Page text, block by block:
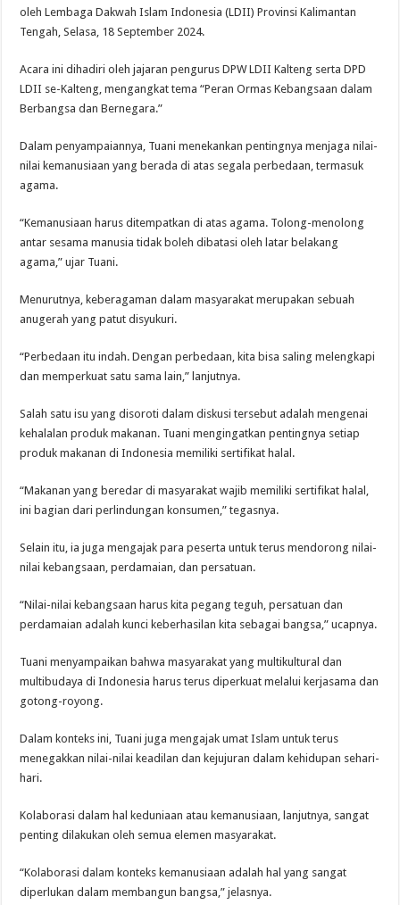
oleh Lembaga Dakwah Islam Indonesia (LDII) Provinsi Kalimantan
Tengah, Selasa, 18 September 2024.
Acara ini dihadiri oleh jajaran pengurus DPW LDII Kalteng serta DPD
LDII se-Kalteng, mengangkat tema “Peran Ormas Kebangsaan dalam
Berbangsa dan Bernegara.”
Dalam penyampaiannya, Tuani menekankan pentingnya menjaga nilai-
nilai kemanusiaan yang berada di atas segala perbedaan, termasuk
agama.
“Kemanusiaan harus ditempatkan di atas agama. Tolong-menolong
antar sesama manusia tidak boleh dibatasi oleh latar belakang
agama,” ujar Tuani.
Menurutnya, keberagaman dalam masyarakat merupakan sebuah
anugerah yang patut disyukuri.
“Perbedaan itu indah. Dengan perbedaan, kita bisa saling melengkapi
dan memperkuat satu sama lain,” lanjutnya.
Salah satu isu yang disoroti dalam diskusi tersebut adalah mengenai
kehalalan produk makanan. Tuani mengingatkan pentingnya setiap
produk makanan di Indonesia memiliki sertifikat halal.
“Makanan yang beredar di masyarakat wajib memiliki sertifikat halal,
ini bagian dari perlindungan konsumen,” tegasnya.
Selain itu, ia juga mengajak para peserta untuk terus mendorong nilai-
nilai kebangsaan, perdamaian, dan persatuan.
“Nilai-nilai kebangsaan harus kita pegang teguh, persatuan dan
perdamaian adalah kunci keberhasilan kita sebagai bangsa,” ucapnya.
Tuani menyampaikan bahwa masyarakat yang multikultural dan
multibudaya di Indonesia harus terus diperkuat melalui kerjasama dan
gotong-royong.
Dalam konteks ini, Tuani juga mengajak umat Islam untuk terus
menegakkan nilai-nilai keadilan dan kejujuran dalam kehidupan sehari-
hari.
Kolaborasi dalam hal keduniaan atau kemanusiaan, lanjutnya, sangat
penting dilakukan oleh semua elemen masyarakat.
“Kolaborasi dalam konteks kemanusiaan adalah hal yang sangat
diperlukan dalam membangun bangsa,” jelasnya.